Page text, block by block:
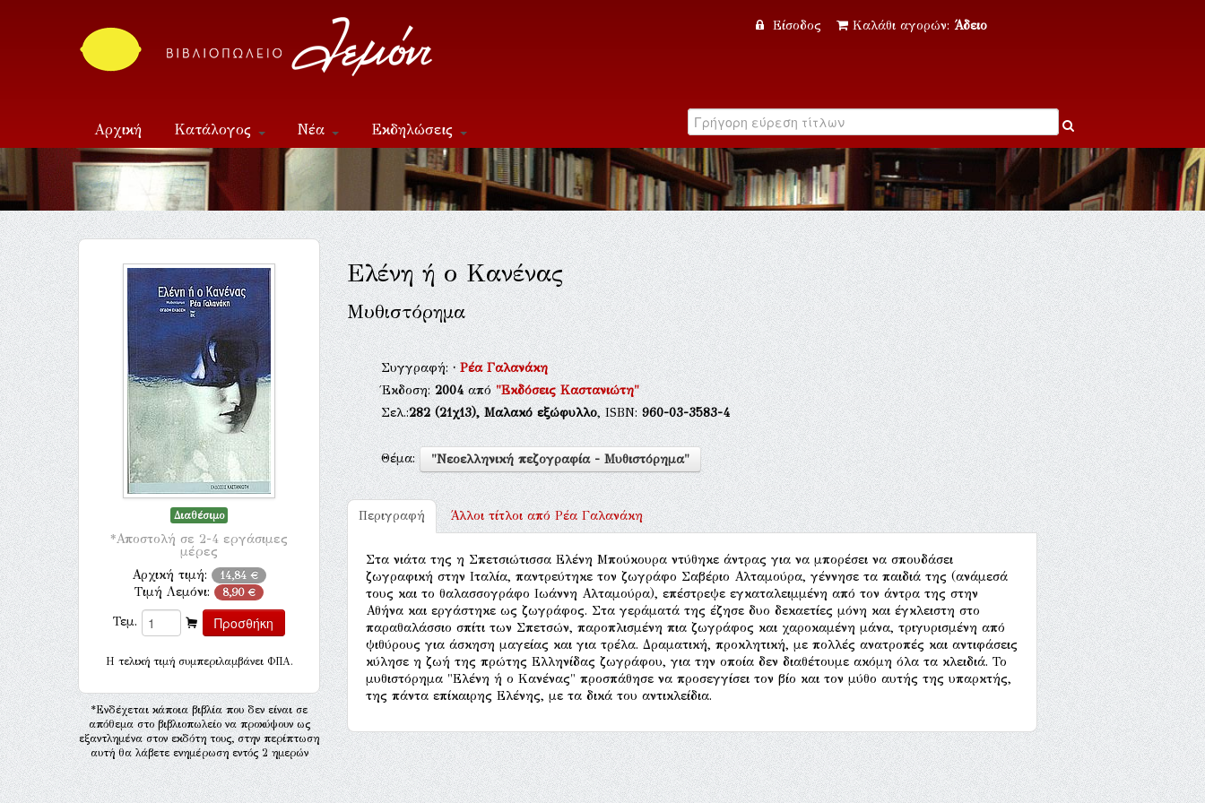
Είσοδος Καλάθι αγορών: Άδειο
Αρχική Κατάλογος Νέα Εκδηλώσεις
Επικοινωνία
Διαθέσιμο
*Αποστολή σε 2-4 εργάσιμες
μέρες
Αρχική τιμή: 14,84 €
Τιμή Λεμόνι: 8,90 €
Τεμ.
H τελική τιμή συμπεριλαμβάνει ΦΠΑ.
*Ενδέχεται κάποια βιβλία που δεν είναι σε
απόθεμα στο βιβλιοπωλείο να προκύψουν ως
εξαντλημένα στον εκδότη τους, στην περίπτωση
αυτή θα λάβετε ενημέρωση εντός 2 ημερών
Ελένη ή ο Κανένας
Μυθιστόρημα
Συγγραφή:·Ρέα Γαλανάκη
Έκδοση:2004από"Εκδόσεις Καστανιώτη"
Σελ.:282(21χ13), Μαλακό εξώφυλλο, ISBN:960-03-3583-4
Θέμα: "Νεοελληνική πεζογραφία - Μυθιστόρημα"
Περιγραφή Άλλοι τίτλοι απόΡέα Γαλανάκη
Στα νιάτα της η Σπετσιώτισσα Ελένη Μπούκουρα ντύθηκε άντρας για να μπορέσει να σπουδάσει
ζωγραφική στην Ιταλία, παντρεύτηκε τον ζωγράφο Σαβέριο Αλταμούρα, γέννησε τα παιδιά της (ανάμεσά
τους και το θαλασσογράφο Ιωάννη Αλταμούρα), επέστρεψε εγκαταλειμμένη από τον άντρα της στην
Αθήνα και εργάστηκε ως ζωγράφος. Στα γεράματά της έζησε δυο δεκαετίες μόνη και έγκλειστη στο
παραθαλάσσιο σπίτι των Σπετσών, παροπλισμένη πια ζωγράφος και χαροκαμένη μάνα, τριγυρισμένη από
ψιθύρους για άσκηση μαγείας και για τρέλα. Δραματική, προκλητική, με πολλές ανατροπές και αντιφάσεις
κύλησε η ζωή της πρώτης Ελληνίδας ζωγράφου, για την οποία δεν διαθέτουμε ακόμη όλα τα κλειδιά. Το
μυθιστόρημα "Ελένη ή ο Κανένας" προσπάθησε να προσεγγίσει τον βίο και τον μύθο αυτής της υπαρκτής,
της πάντα επίκαιρης Ελένης, με τα δικά του αντικλείδια.